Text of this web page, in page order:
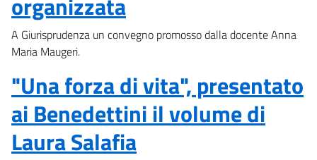
A Giurisprudenza un convegno promosso dalla docente Anna
Maria Maugeri.
"Una forza di vita", presentato
ai Benedettini il volume di
Laura Salafia